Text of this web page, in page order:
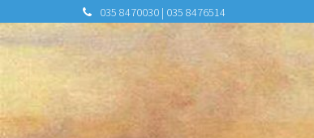
035 8470030 | 035 8476514